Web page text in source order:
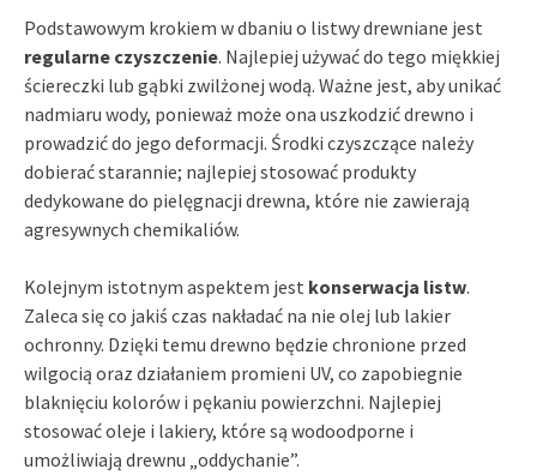
Podstawowym krokiem w dbaniu o listwy drewniane jest
regularne czyszczenie. Najlepiej używać do tego miękkiej
ściereczki lub gąbki zwilżonej wodą. Ważne jest, aby unikać
nadmiaru wody, ponieważ może ona uszkodzić drewno i
prowadzić do jego deformacji. Środki czyszczące należy
dobierać starannie; najlepiej stosować produkty
dedykowane do pielęgnacji drewna, które nie zawierają
agresywnych chemikaliów.
Kolejnym istotnym aspektem jest konserwacja listw.
Zaleca się co jakiś czas nakładać na nie olej lub lakier
ochronny. Dzięki temu drewno będzie chronione przed
wilgocią oraz działaniem promieni UV, co zapobiegnie
blaknięciu kolorów i pękaniu powierzchni. Najlepiej
stosować oleje i lakiery, które są wodoodporne i
umożliwiają drewnu „oddychanie”.